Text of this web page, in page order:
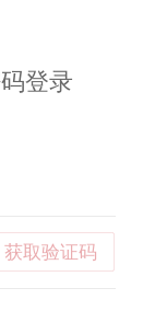
登录
获取验证码